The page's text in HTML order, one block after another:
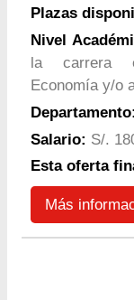
Plazas
Nivel
la carrera
Economía y/o
Departamento:
Salario: S/.
Esta oferta
Más